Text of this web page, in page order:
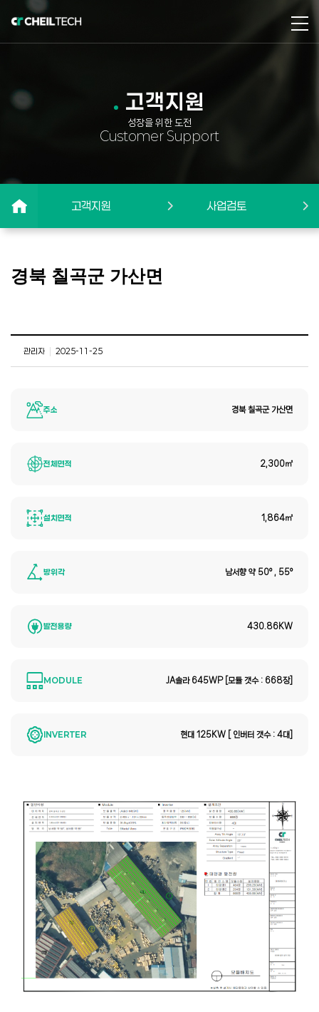
고객지원
성장을 위한 도전
Customer Support
고객지원 사업검토
경북 칠곡군 가산면
관리자 2025-11-25
주소 경북 칠곡군 가산면
전체면적 2,300㎡
설치면적 1,864㎡
방위각 남서향 약 50° , 55°
발전용량 430.86KW
MODULE JA솔라 645WP [모듈 갯수 : 668장]
INVERTER 현대 125KW [ 인버터 갯수 : 4대]